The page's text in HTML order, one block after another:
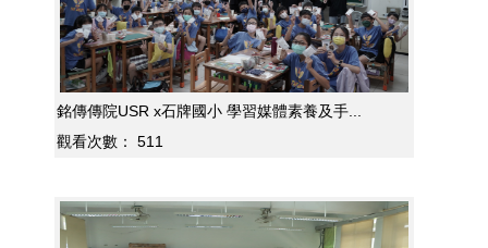
銘傳傳院USR x石牌國小 學習媒體素養及手...
觀看次數：
511